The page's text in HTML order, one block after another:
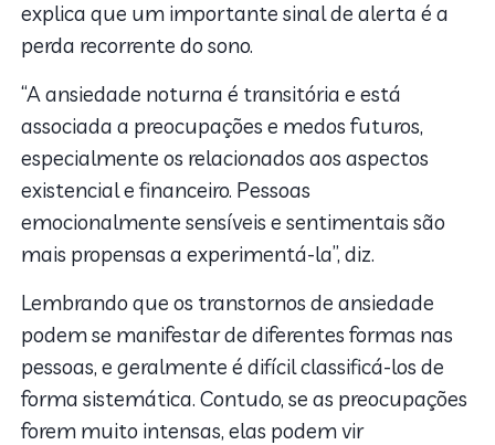
explica que um importante sinal de alerta é a
perda recorrente do sono.
“A ansiedade noturna é transitória e está
associada a preocupações e medos futuros,
especialmente os relacionados aos aspectos
existencial e financeiro. Pessoas
emocionalmente sensíveis e sentimentais são
mais propensas a experimentá-la”, diz.
Lembrando que os transtornos de ansiedade
podem se manifestar de diferentes formas nas
pessoas, e geralmente é difícil classificá-los de
forma sistemática. Contudo, se as preocupações
forem muito intensas, elas podem vir